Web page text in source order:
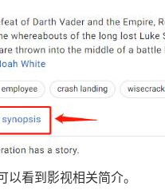
看到影视相关简介。